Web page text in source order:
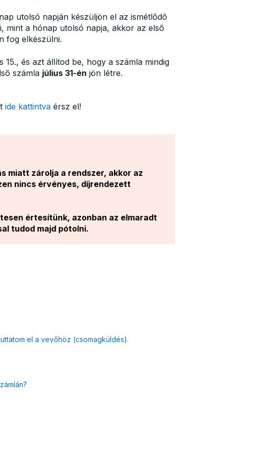
utolsó napján készüljön el az ismétlődő
mint a hónap utolsó napja, akkor az első
fog elkészülni.
15., és azt állítod be, hogy a számla mindig
számla július 31-én jön létre.
ide kattintvaérsz el!
miatt zárolja a rendszer, akkor az
nincs érvényes, díjrendezett
értesítünk, azonban az elmaradt
tudod majd pótolni.
el a vevőhöz (csomagküldés).